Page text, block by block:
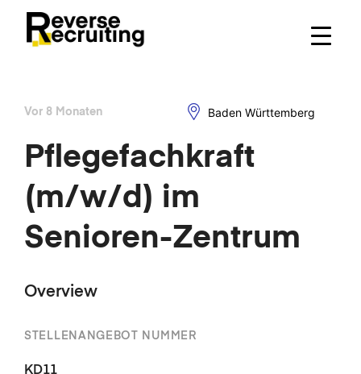
content
Vor 8 Monaten Baden Württemberg
Pflegefachkraft
(m/w/d) im
Senioren-Zentrum
Overview
STELLENANGEBOT NUMMER
KD11